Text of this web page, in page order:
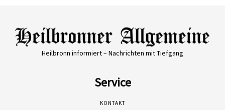
Heilbronn informiert – Nachrichten mit Tiefgang
Service
KONTAKT